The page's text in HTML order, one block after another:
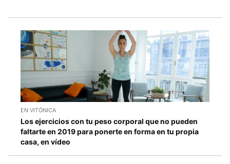
EN VITÓNICA
Los ejercicios con tu peso corporal que no pueden
faltarte en 2019 para ponerte en forma en tu propia
casa, en vídeo